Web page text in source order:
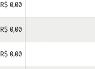
R$ 0,00
R$ 0,00
R$ 0,00